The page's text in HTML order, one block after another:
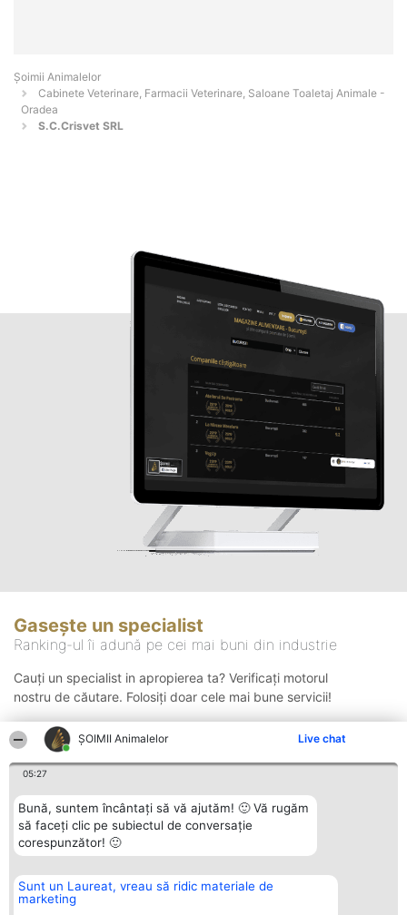
ŞOIMII Animalelor Live chat
05:27
Bună, suntem încântați să vă ajutăm! 🙂 Vă rugăm
să faceți clic pe subiectul de conversație
corespunzător! 🙂
Sunt un Laureat, vreau să ridic materiale de
marketing
Şoimii Animalelor
Cabinete Veterinare, Farmacii Veterinare, Saloane Toaletaj Animale -
Oradea
S.C.Crisvet SRL
Gasește un specialist
Ranking-ul îi adună pe cei mai buni din industrie
Cauți un specialist in apropierea ta? Verificați motorul
nostru de căutare. Folosiți doar cele mai bune servicii!
Organizator Ranking
BRIGHT SOLUTIONS BR SRL
Plebiscyt Contact